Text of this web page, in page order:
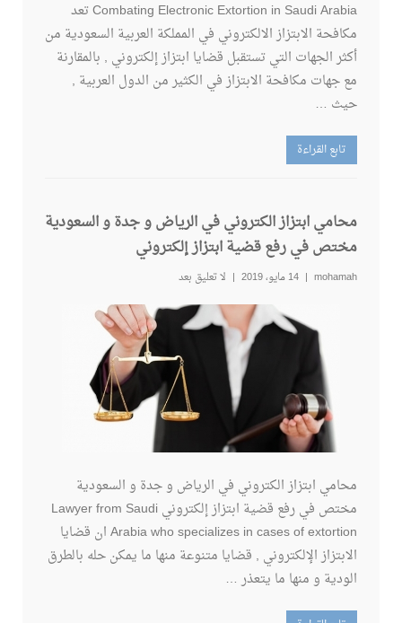
Combating Electronic Extortion in Saudi Arabia تعد
مكافحة الابتزاز الالكتروني في المملكة العربية السعودية من
أكثر الجهات التي تستقبل قضايا ابتزاز إلكتروني , بالمقارنة
مع جهات مكافحة الابتزاز في الكثير من الدول العربية ,
حيث …
تابع القراءة
محامي ابتزاز الكتروني في الرياض و جدة و السعودية
مختص في رفع قضية ابتزاز إلكتروني
mohamah 14 مايو، 2019 لا تعليق بعد
محامي ابتزاز الكتروني في الرياض و جدة و السعودية
مختص في رفع قضية ابتزاز إلكتروني Lawyer from Saudi
Arabia who specializes in cases of extortion ان قضايا
الابتزاز الإلكتروني , قضايا متنوعة منها ما يمكن حله بالطرق
الودية و منها ما يتعذر …